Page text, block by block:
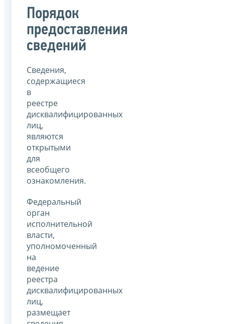
Порядок
предоставления
сведений
Сведения,
содержащиеся
в
реестре
дисквалифицированных
лиц,
являются
открытыми
для
всеобщего
ознакомления.
Федеральный
орган
исполнительной
власти,
уполномоченный
на
ведение
реестра
дисквалифицированных
лиц,
размещает